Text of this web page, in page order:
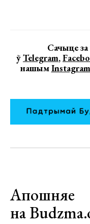
Сачыце
ўTelegram,
нашымInstagram
Апошняе
на